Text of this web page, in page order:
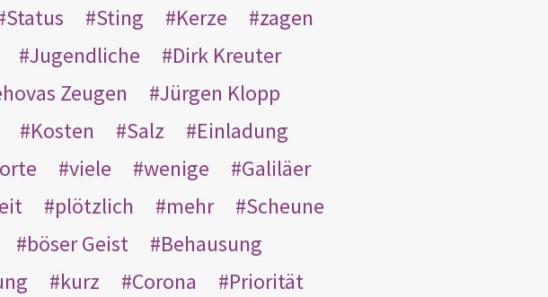
Status Sting Kerze
zagen
Jugendliche
Dirk Kreuter
Zeugen
Jürgen Klopp
Kosten Salz
Einladung
viele wenige
Galiläer
plötzlich mehr
Scheune
böser Geist
Behausung
kurz Corona
Priorität